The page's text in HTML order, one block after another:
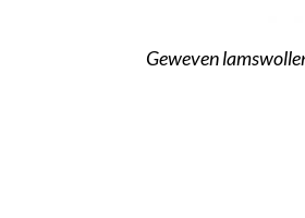
Geweven